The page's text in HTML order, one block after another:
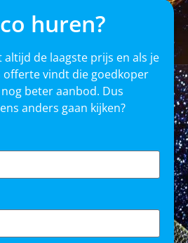
huren?
de laagste prijs en als je
offerte vindt die goedkoper
beter aanbod. Dus
anders gaan kijken?